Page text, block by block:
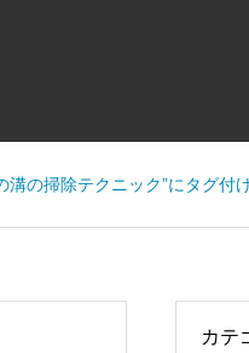
溝の掃除テクニック”にタグ付
カテ